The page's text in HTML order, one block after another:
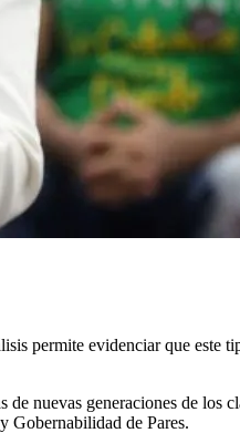
permite evidenciar que este
nuevas generaciones de los
Gobernabilidad de Pares.